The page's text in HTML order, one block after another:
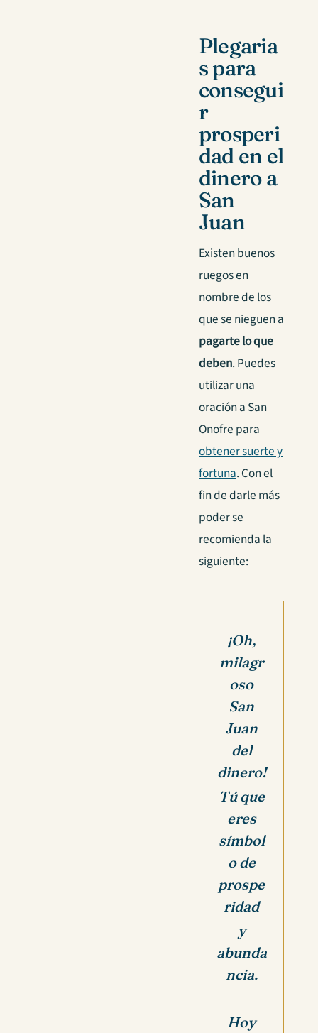
Plegaria
s para
consegui
r
prosperi
dad en el
dinero a
San
Juan
Existen buenos
ruegos en
nombre de los
que se nieguen a
pagarte lo que
deben. Puedes
utilizar una
oración a San
Onofre para
obtener suerte y
fortuna. Con el
fin de darle más
poder se
recomienda la
siguiente:
¡Oh,
milagr
oso
San
Juan
del
dinero!
Tú que
eres
símbol
o de
prospe
ridad
y
abunda
ncia.
Hoy